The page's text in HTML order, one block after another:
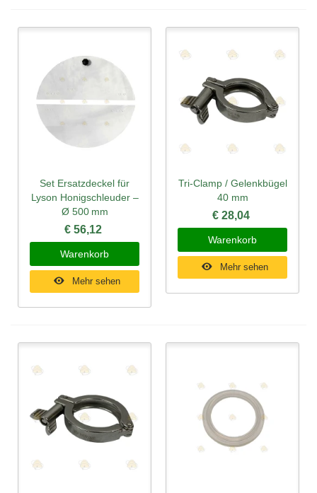
Set Ersatzdeckel für
Lyson Honigschleuder –
Ø 500 mm
€ 56,12
Warenkorb
Mehr sehen
Tri-Clamp / Gelenkbügel
40 mm
€ 28,04
Warenkorb
Mehr sehen